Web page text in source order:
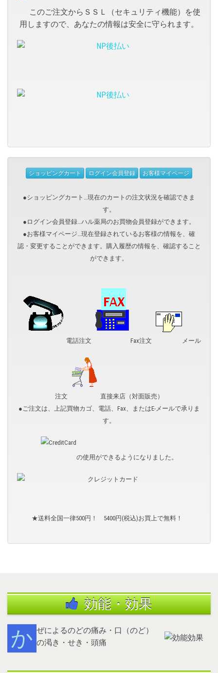
このご注文からＳＳＬ（セキュリティ機能）を使
用しますので、あなたの情報は安全に守られます。
ショッピングカート ログイン会員登録 お客様マイページ
●ショッピングカート…現在のカートの注文状況を確認できま
す。
●ログイン会員登録…ハル薬局のお買物会員登録ができます。
●お客様マイページ…現在登録されているお客様の情報を、確
認・変更することができます。購入履歴の情報を、確認すること
ができます。
電話注文 Fax注文 メール
注文
直接来店（対面販売）
●ご注文は、上記買物カゴ、電話、Fax、またはE-メールで承りま
す。
の使用ができるようになりました。
★送料全国一律500円！ 5400円(税込)お買上で無料！
効能・効果
かぜによるのどの痛み・口（のど） の渇き・せき・頭痛